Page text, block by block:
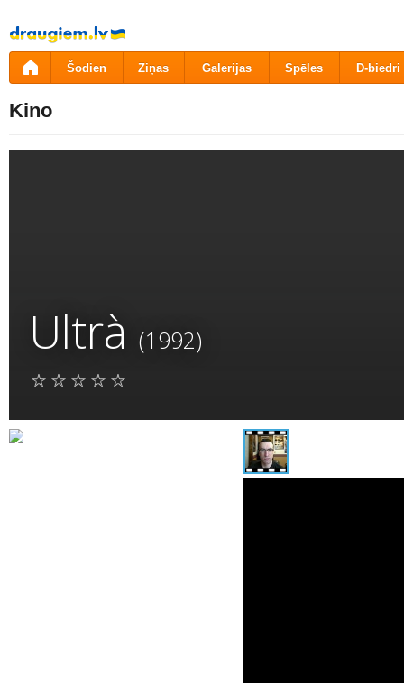
Pāriet
uz
saturu
Šodien Ziņas Galerijas Spēles D-biedri
Kino
Ultrà (1992)